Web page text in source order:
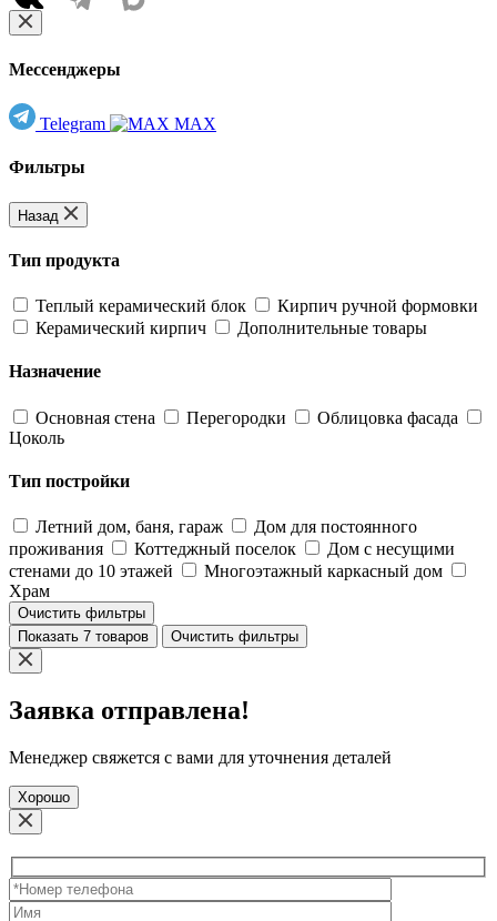
Мессенджеры
Telegram MAX
Фильтры
Назад
Тип продукта
Теплый керамический блок
Кирпич ручной формовки
Керамический кирпич
Дополнительные товары
Назначение
Основная стена Перегородки
Облицовка фасада
Цоколь
Тип постройки
Летний дом, баня, гараж
Дом для постоянного
проживания
Коттеджный поселок
Дом с несущими
стенами до 10 этажей
Многоэтажный каркасный дом
Храм
Очистить фильтры
Показать 7 товаров
Очистить фильтры
Заявка отправлена!
Менеджер свяжется с вами для уточнения деталей
Хорошо